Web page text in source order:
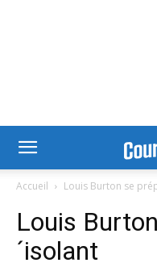
Accueil Louis Burton se
Louis
´isolant